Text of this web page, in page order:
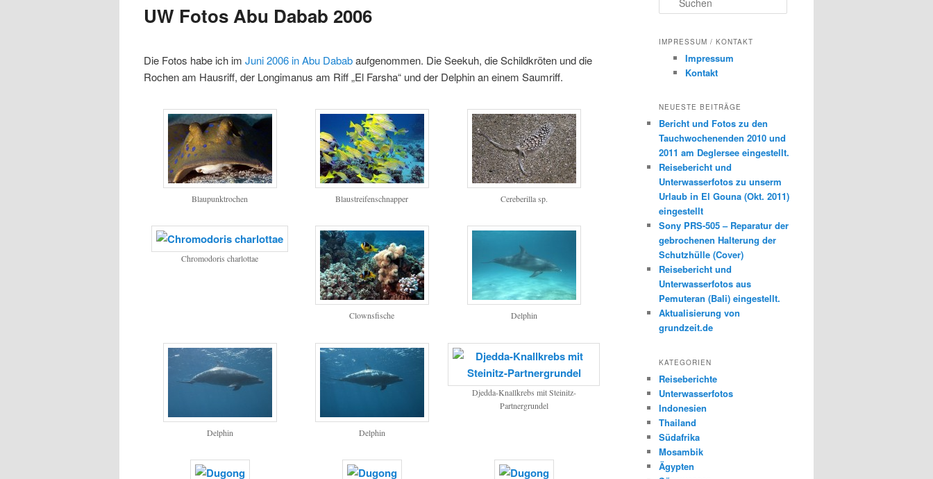
Inhalt
springen
Inhalt
springen
UW Fotos Abu Dabab 2006
Die Fotos habe ich im Juni 2006 in Abu Dababaufgenommen. Die Seekuh, die Schildkröten und die
Rochen am Hausriff, der Longimanus am Riff „El Farsha“ und der Delphin an einem Saumriff.
Blaupunktrochen Blaustreifenschnapper Cereberilla sp.
Chromodoris charlottae
Clownsfische Delphin
Delphin Delphin
Djedda-Knallkrebs mit Steinitz-
Partnergrundel
u
h
IMPRESSUM / KONTAKT
Impressum
Kontakt
NEUESTE BEITRÄGE
Bericht und Fotos zu den
Tauchwochenenden 2010 und
2011 am Deglersee eingestellt.
Reisebericht und
Unterwasserfotos zu unserm
Urlaub in El Gouna (Okt. 2011)
eingestellt
Sony PRS-505 – Reparatur der
gebrochenen Halterung der
Schutzhülle (Cover)
Reisebericht und
Unterwasserfotos aus
Pemuteran (Bali) eingestellt.
Aktualisierung von
grundzeit.de
KATEGORIEN
Reiseberichte
Unterwasserfotos
Indonesien
Thailand
Südafrika
Mosambik
Ägypten